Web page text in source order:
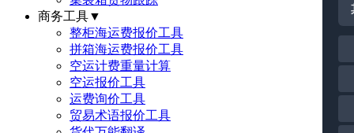
商务工具▼
整柜海运费报价工具
拼箱海运费报价工具
空运计费重量计算
空运报价工具
运费询价工具
贸易术语报价工具